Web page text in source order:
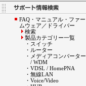
FAQ・マニュアル・ファー
ムウェア／ドライバー
検索
製品カテゴリー一覧
・ スイッチ
・ ルーター
・ メディアコンバーター
/ WDM
・ VDSL / HomePNA
・ 無線LAN
・ Voice/Video